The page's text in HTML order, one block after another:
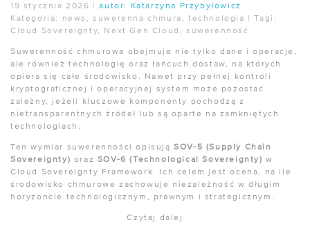
19 stycznia 2026 |autor:
Katarzyna Przybyłowicz
Kategoria:
news ,suwerenna chmura ,technologia |Tagi:
Cloud Sovereignty, Next Gen Cloud ,suwerenność
Suwerenność chmurowa obejmuje nie tylko dane i operacje,
ale również technologię oraz łańcuch dostaw, na których
opiera się całe środowisko. Nawet przy pełnej kontroli
kryptograficznej i operacyjnej system może pozostać
zależny, jeżeli kluczowe komponenty pochodzą z
nietransparentnych źródeł lub są oparte na zamkniętych
technologiach.
Ten wymiar suwerenności opisująSOV-5 (Supply Chain
Sovereignty) oraz SOV-6 (Technological Sovereignty) w
Cloud Sovereignty Framework. Ich celem jest ocena, na ile
środowisko chmurowe zachowuje niezależność w długim
horyzoncie technologicznym, prawnym i strategicznym.
Czytaj dalej